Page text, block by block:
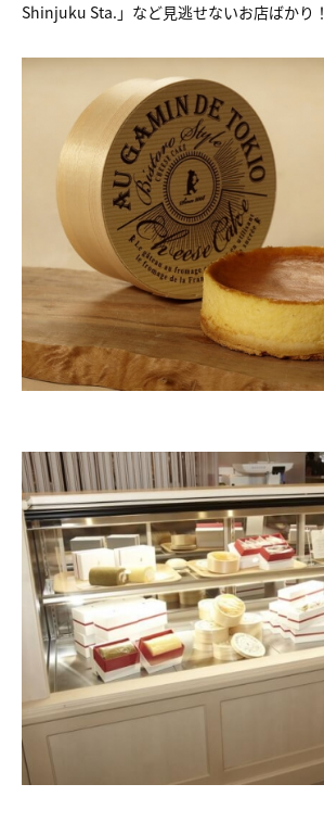
Shinjuku Sta.」など見逃せないお店ばかり！